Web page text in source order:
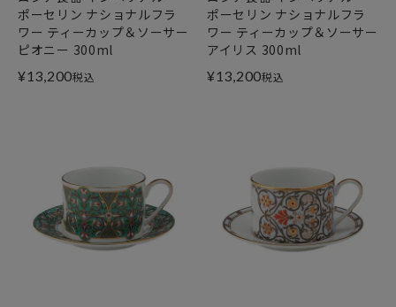
ポーセリン ナショナルフラ
ワー ティーカップ＆ソーサー
ピオニー 300ml
¥13,200税込
ポーセリン ナショナルフラ
ワー ティーカップ＆ソーサー
アイリス 300ml
¥13,200税込